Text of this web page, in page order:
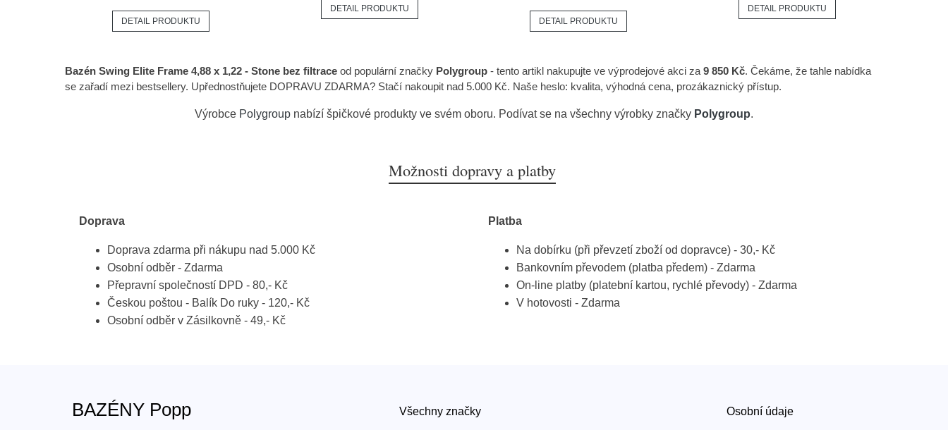
DETAIL PRODUKTU
DETAIL PRODUKTU
DETAIL PRODUKTU
DETAIL PRODUKTU
Bazén Swing Elite Frame 4,88 x 1,22 - Stone bez filtrace od populární značky Polygroup - tento artikl nakupujte ve výprodejové akci za 9 850 Kč. Čekáme, že tahle nabídka
se zařadí mezi bestsellery. Upřednostňujete DOPRAVU ZDARMA? Stačí nakoupit nad 5.000 Kč. Naše heslo: kvalita, výhodná cena, prozákaznický přístup.
Výrobce Polygroup nabízí špičkové produkty ve svém oboru. Podívat se na všechny výrobky značky Polygroup.
Možnosti dopravy a platby
Doprava
Doprava zdarma při nákupu nad 5.000 Kč
Osobní odběr - Zdarma
Přepravní společností DPD - 80,- Kč
Českou poštou - Balík Do ruky - 120,- Kč
Osobní odběr v Zásilkovně - 49,- Kč
Platba
Na dobírku (při převzetí zboží od dopravce) - 30,- Kč
Bankovním převodem (platba předem) - Zdarma
On-line platby (platební kartou, rychlé převody) - Zdarma
V hotovosti - Zdarma
BAZÉNY Popp Všechny značky Osobní údaje